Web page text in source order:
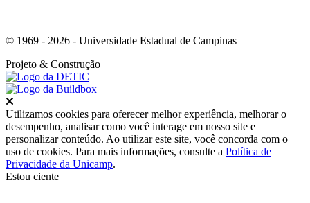
© 1969 - 2026 - Universidade Estadual de Campinas
Projeto & Construção
Utilizamos cookies para oferecer melhor experiência, melhorar o
desempenho, analisar como você interage em nosso site e
personalizar conteúdo. Ao utilizar este site, você concorda com o
uso de cookies. Para mais informações, consulte a Política de
Privacidade da Unicamp.
Estou ciente